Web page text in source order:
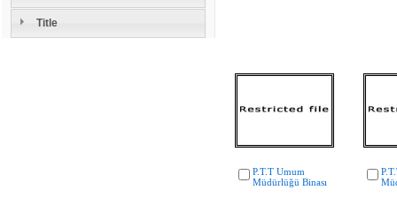
Title
P.T.T Umum
Müdürlüğü Binası